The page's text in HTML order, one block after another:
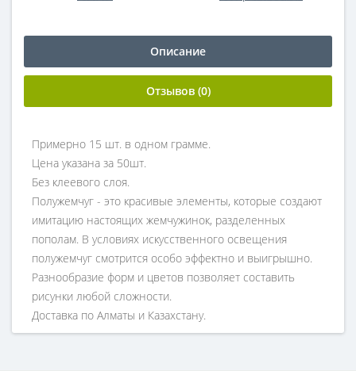
Описание
Отзывов (0)
Примерно 15 шт. в одном грамме.
Цена указана за 50шт.
Без клеевого слоя.
Полужемчуг - это красивые элементы, которые создают
имитацию настоящих жемчужинок, разделенных
пополам. В условиях искусственного освещения
полужемчуг смотрится особо эффектно и выигрышно.
Разнообразие форм и цветов позволяет составить
рисунки любой сложности.
Доставка по Алматы и Казахстану.